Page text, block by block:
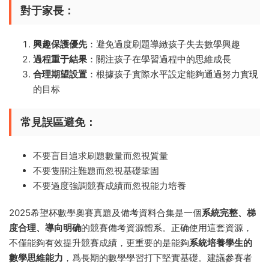
對于家長：​
興趣保護優先​：避免過度刷題導緻孩子失去數學興趣
過程重于結果 ​：關注孩子在學習過程中的思維成長
合理期望設置 ​：根據孩子實際水平設定能夠通過努力實現
的目标
常見誤區避免：​
不要盲目追求刷題數量而忽視質量
不要隻關注難題而忽視基礎鞏固
不要過度強調競賽成績而忽視能力培養
2025希望杯數學奧賽真題及備考資料合集是一個系統完整、梯
度合理、導向明确的競賽備考資源體系。正确使用這套資源，
不僅能夠有效提升競賽成績，更重要的是能夠系統培養學生的
數學思維能力 ，爲長期的數學學習打下堅實基礎。建議參賽者